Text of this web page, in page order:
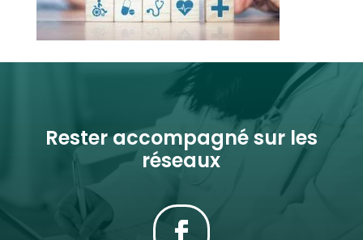
Rester accompagné sur les
réseaux